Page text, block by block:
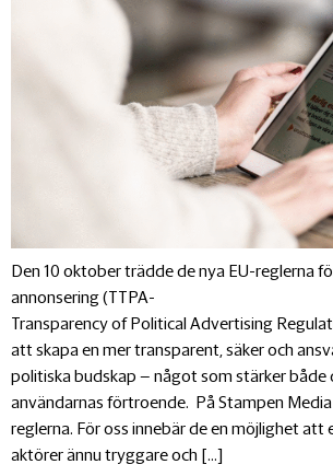
Den 10 oktober trädde de nya EU-reglerna
annonsering (TTPA-
Transparency of Political Advertising
att skapa en mer transparent, säker och
politiska budskap – något som stärker både
användarnas förtroende. På Stampen
reglerna. För oss innebär de en möjlighet att
aktörer ännu tryggare och […]